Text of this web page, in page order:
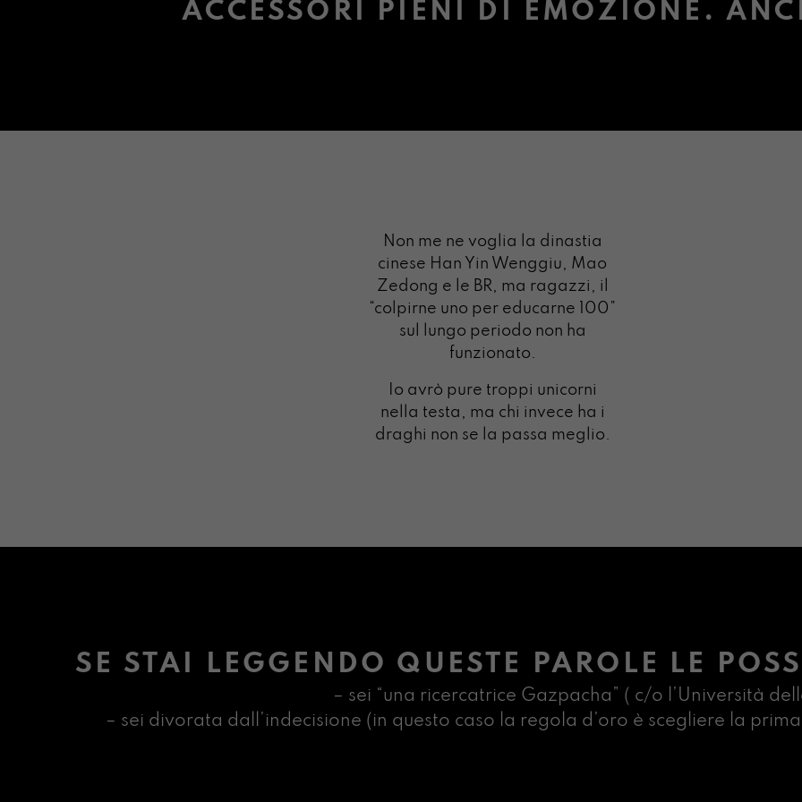
ACCESSORI PIENI DI EMOZIONE.
Non me ne voglia la dinastia
cinese Han Yin Wenggiu, Mao
Zedong e le BR, ma ragazzi, il
“colpirne uno per educarne 100”
sul lungo periodo non ha
funzionato.
Io avrò pure troppi unicorni
nella testa, ma chi invece ha i
draghi non se la passa meglio.
SE STAI LEGGENDO QUESTE PAROLE LE
– sei “una ricercatrice Gazpacha” ( c/o l’Università
– sei divorata dall’indecisione (in questo caso la regola d’oro è scegliere la